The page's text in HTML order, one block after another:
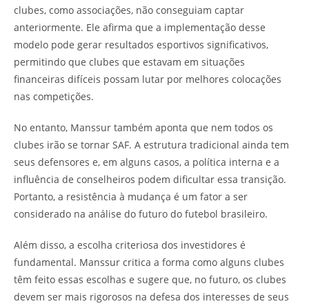
clubes, como associações, não conseguiam captar
anteriormente. Ele afirma que a implementação desse
modelo pode gerar resultados esportivos significativos,
permitindo que clubes que estavam em situações
financeiras difíceis possam lutar por melhores colocações
nas competições.
No entanto, Manssur também aponta que nem todos os
clubes irão se tornar SAF. A estrutura tradicional ainda tem
seus defensores e, em alguns casos, a política interna e a
influência de conselheiros podem dificultar essa transição.
Portanto, a resistência à mudança é um fator a ser
considerado na análise do futuro do futebol brasileiro.
Além disso, a escolha criteriosa dos investidores é
fundamental. Manssur critica a forma como alguns clubes
têm feito essas escolhas e sugere que, no futuro, os clubes
devem ser mais rigorosos na defesa dos interesses de seus